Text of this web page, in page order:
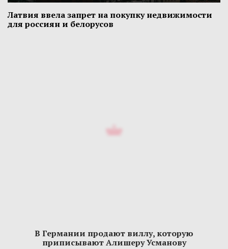
Латвия ввела запрет на покупку недвижимости
для россиян и белорусов
В Германии продают виллу, которую
приписывают Алишеру Усманову